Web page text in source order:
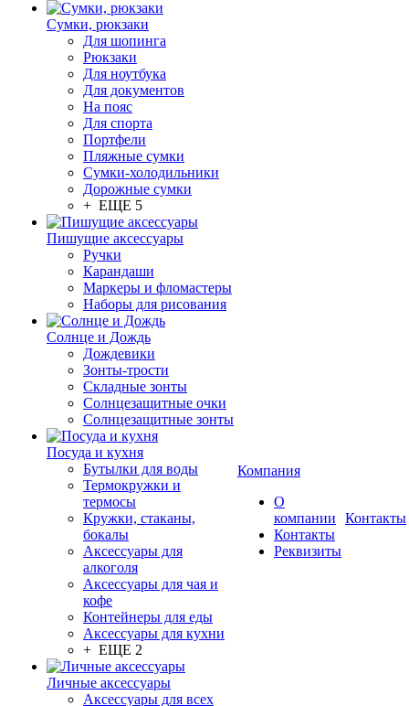
Сумки, рюкзаки
Для шопинга
Рюкзаки
Для ноутбука
Для документов
На пояс
Для спорта
Портфели
Пляжные сумки
Сумки-холодильники
Дорожные сумки
+ ЕЩЕ 5
Пишущие аксессуары
Ручки
Карандаши
Маркеры и фломастеры
Наборы для рисования
Солнце и Дождь
Дождевики
Зонты-трости
Складные зонты
Солнцезащитные очки
Солнцезащитные зонты
Посуда и кухня
Бутылки для воды
Термокружки и
термосы
Кружки, стаканы,
бокалы
Аксессуары для
алкоголя
Аксессуары для чая и
кофе
Контейнеры для еды
Аксессуары для кухни
+ ЕЩЕ 2
Личные аксессуары
Аксессуары для всех
Компания
О
компании
Контакты
Реквизиты
Контакты